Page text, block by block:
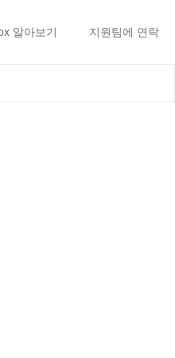
알아보기 지원팀에 연락